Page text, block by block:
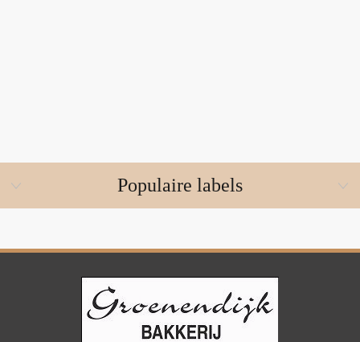
Populaire labels